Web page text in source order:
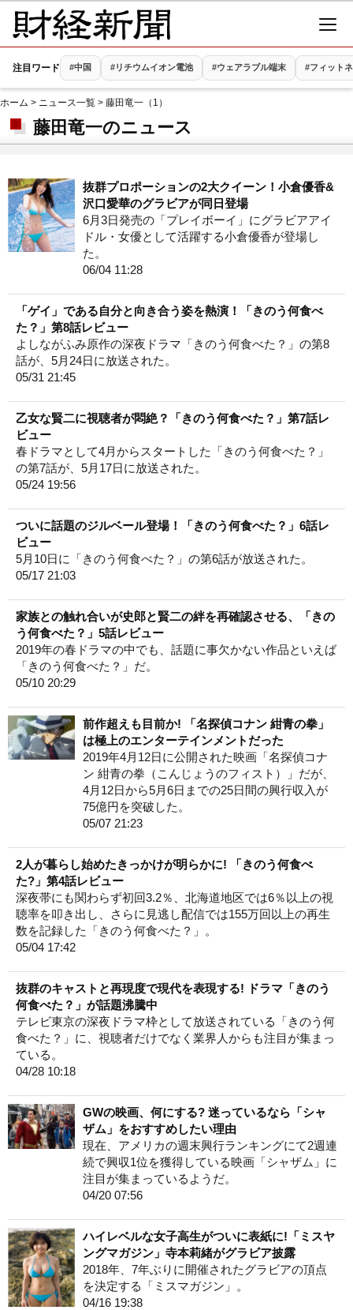
注目ワード #中国 #リチウムイオン電池 #ウェアラブル端末 #フィット
ホーム > ニュース一覧 > 藤田竜一（1）
藤田竜一のニュース
抜群プロポーションの2大クイーン！小倉優香&
沢口愛華のグラビアが同日登場
6月3日発売の「プレイボーイ」にグラビアアイ
ドル・女優として活躍する小倉優香が登場し
た。
06/04 11:28
「ゲイ」である自分と向き合う姿を熱演！「きのう何食べ
た？」第8話レビュー
よしながふみ原作の深夜ドラマ「きのう何食べた？」の第8
話が、5月24日に放送された。
05/31 21:45
乙女な賢二に視聴者が悶絶？「きのう何食べた？」第7話レ
ビュー
春ドラマとして4月からスタートした「きのう何食べた？」
の第7話が、5月17日に放送された。
05/24 19:56
ついに話題のジルベール登場！「きのう何食べた？」6話レ
ビュー
5月10日に「きのう何食べた？」の第6話が放送された。
05/17 21:03
家族との触れ合いが史郎と賢二の絆を再確認させる、「きの
う何食べた？」5話レビュー
2019年の春ドラマの中でも、話題に事欠かない作品といえば
「きのう何食べた？」だ。
05/10 20:29
前作超えも目前か! 「名探偵コナン 紺青の拳」
は極上のエンターテインメントだった
2019年4月12日に公開された映画「名探偵コナ
ン 紺青の拳（こんじょうのフィスト）」だが、
4月12日から5月6日までの25日間の興行収入が
75億円を突破した。
05/07 21:23
2人が暮らし始めたきっかけが明らかに! 「きのう何食べ
た?」第4話レビュー
深夜帯にも関わらず初回3.2％、北海道地区では6％以上の視
聴率を叩き出し、さらに見逃し配信では155万回以上の再生
数を記録した「きのう何食べた？」。
05/04 17:42
抜群のキャストと再現度で現代を表現する! ドラマ「きのう
何食べた？」が話題沸騰中
テレビ東京の深夜ドラマ枠として放送されている「きのう何
食べた？」に、視聴者だけでなく業界人からも注目が集まっ
ている。
04/28 10:18
GWの映画、何にする? 迷っているなら「シャ
ザム」をおすすめしたい理由
現在、アメリカの週末興行ランキングにて2週連
続で興収1位を獲得している映画「シャザム」に
注目が集まっているようだ。
04/20 07:56
ハイレベルな女子高生がついに表紙に!「ミスヤ
ングマガジン」寺本莉緒がグラビア披露
2018年、7年ぶりに開催されたグラビアの頂点
を決定する「ミスマガジン」。
04/16 19:38